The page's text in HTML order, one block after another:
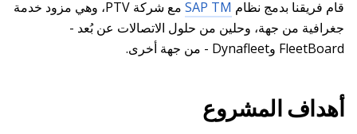
قام فريقنا بدمج نظام SAP TM
مع شركة PTV، وهي مزود خدمة
جغرافية من جهة، وحلين من حلول الاتصالات عن بُعد -
FleetBoard وDynafleet - من جهة أخرى.
أهداف المشروع